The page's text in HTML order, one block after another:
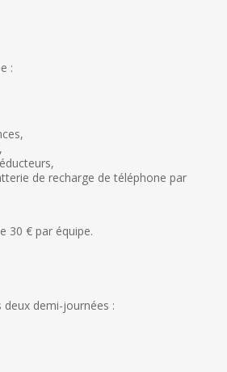
:
de recharge de téléphone par
30 € par équipe.
deux demi-journées :